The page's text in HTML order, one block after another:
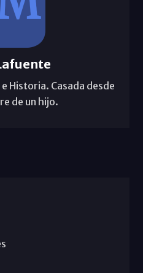
Historia. Casada desde
de un hijo.